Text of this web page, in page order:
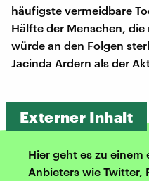
häufigste vermeidbare
Hälfte der Menschen,
würde an den Folgen
Jacinda Ardern als der
Externer Inhalt
Hier geht es zu
Anbieters wie Twitter,